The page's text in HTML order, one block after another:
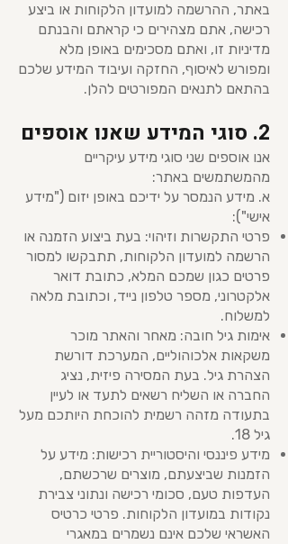
באתר, ההרשמה למועדון הלקוחות או ביצע
רכישה, אתם מצהירים כי קראתם והבנתם
מדיניות זו, ואתם מסכימים באופן מלא
ומפורש לאיסוף, החזקה ועיבוד המידע שלכם
בהתאם לתנאים המפורטים להלן.
2. סוגי המידע שאנו אוספים
אנו אוספים שני סוגי מידע עיקריים
מהמשתמשים באתר:
א. מידע הנמסר על ידיכם באופן יזום ("מידע
אישי"):
פרטי התקשרות וזיהוי: בעת ביצוע הזמנה או
הרשמה למועדון הלקוחות, תתבקשו למסור
פרטים כגון שמכם המלא, כתובת דואר
אלקטרוני, מספר טלפון נייד, וכתובת מלאה
למשלוח.
אימות גיל חובה: מאחר והאתר מוכר
משקאות אלכוהוליים, המערכת דורשת
הצהרת גיל. בעת המסירה פיזית, נציג
החברה או השליח רשאים לתעד או לעיין
בתעודה מזהה רשמית להוכחת היותכם מעל
גיל 18.
מידע פיננסי והיסטוריית רכישות: מידע על
הזמנות שביצעתם, מוצרים שרכשתם,
העדפות טעם, סכומי רכישה ונתוני צבירת
נקודות במועדון הלקוחות. פרטי כרטיס
האשראי שלכם אינם נשמרים במאגרי